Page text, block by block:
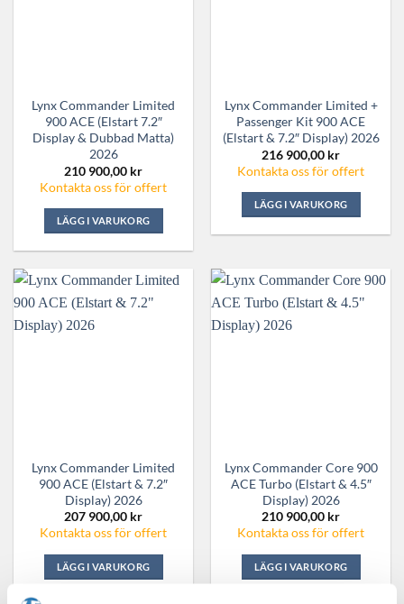
Lynx Commander Limited
900 ACE (Elstart 7.2″
Display & Dubbad Matta)
2026
210 900,00 kr
Kontakta oss för offert
LÄGG I VARUKORG
Lynx Commander Limited +
Passenger Kit 900 ACE
(Elstart & 7.2″ Display) 2026
216 900,00 kr
Kontakta oss för offert
LÄGG I VARUKORG
Lynx Commander Limited
900 ACE (Elstart & 7.2″
Display) 2026
207 900,00 kr
Kontakta oss för offert
LÄGG I VARUKORG
Lynx Commander Core 900
ACE Turbo (Elstart & 4.5″
Display) 2026
210 900,00 kr
Kontakta oss för offert
LÄGG I VARUKORG